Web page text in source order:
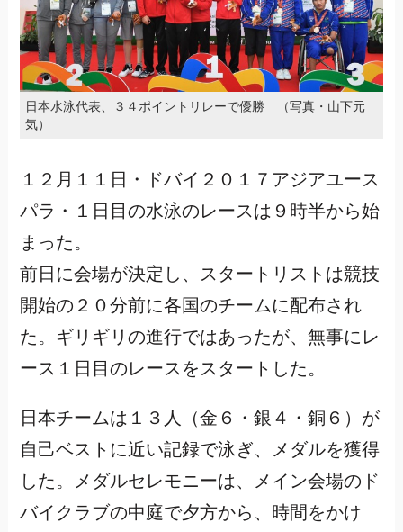
日本水泳代表、３４ポイントリレーで優勝 （写真・山下元
気）
１２月１１日・ドバイ２０１７アジアユース
パラ・１日目の水泳のレースは９時半から始
まった。
前日に会場が決定し、スタートリストは競技
開始の２０分前に各国のチームに配布され
た。ギリギリの進行ではあったが、無事にレ
ース１日目のレースをスタートした。
日本チームは１３人（金６・銀４・銅６）が
自己ベストに近い記録で泳ぎ、メダルを獲得
した。メダルセレモニーは、メイン会場のド
バイクラブの中庭で夕方から、時間をかけ